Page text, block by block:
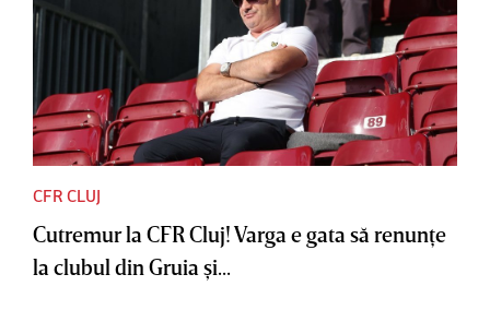
CFR CLUJ
Cutremur la CFR Cluj! Varga e gata să renunţe
la clubul din Gruia şi...